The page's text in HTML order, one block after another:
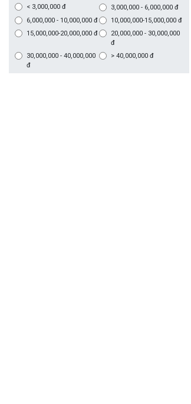
< 3,000,000 đ
3,000,000 - 6,000,000 đ
6,000,000 - 10,000,000 đ
10,000,000-15,000,000 đ
15,000,000-20,000,000 đ
20,000,000 - 30,000,000
đ
30,000,000 - 40,000,000
đ
> 40,000,000 đ